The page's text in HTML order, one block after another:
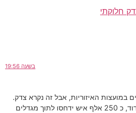
חלוקתי
בשעה 19:56
במועצות האיזוריות, אבל זה נקרא צדק.
אין הרבה סיבות שתושבי אשדוד, כ 250 אלף איש ידחסו לתוך מגדלים